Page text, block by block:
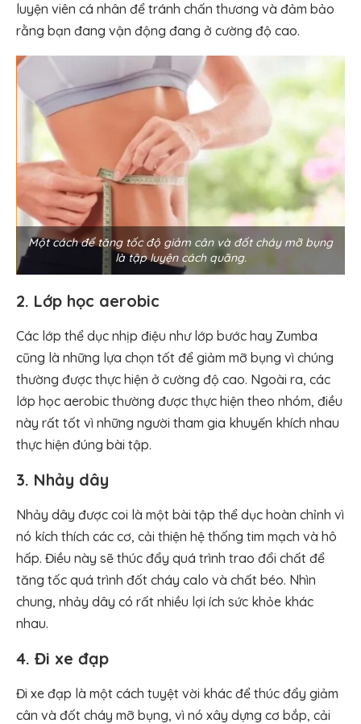
luyện viên cá nhân để tránh chấn thương và đảm bảo
rằng bạn đang vận động đang ở cường độ cao.
Một cách để tăng tốc độ giảm cân và đốt cháy mỡ bụng
là tập luyện cách quãng.
2. Lớp học aerobic
Các lớp thể dục nhịp điệu như lớp bước hay Zumba
cũng là những lựa chọn tốt để giảm mỡ bụng vì chúng
thường được thực hiện ở cường độ cao. Ngoài ra, các
lớp học aerobic thường được thực hiện theo nhóm, điều
này rất tốt vì những người tham gia khuyến khích nhau
thực hiện đúng bài tập.
3. Nhảy dây
Nhảy dây được coi là một bài tập thể dục hoàn chỉnh vì
nó kích thích các cơ, cải thiện hệ thống tim mạch và hô
hấp. Điều này sẽ thúc đẩy quá trình trao đổi chất để
tăng tốc quá trình đốt cháy calo và chất béo. Nhìn
chung, nhảy dây có rất nhiều lợi ích sức khỏe khác
nhau.
4. Đi xe đạp
Đi xe đạp là một cách tuyệt vời khác để thúc đẩy giảm
cân và đốt cháy mỡ bụng, vì nó xây dựng cơ bắp, cải